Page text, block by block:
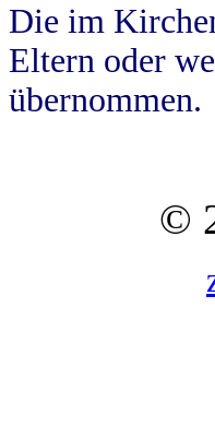
Die im
Eltern oder
übernommen.
©